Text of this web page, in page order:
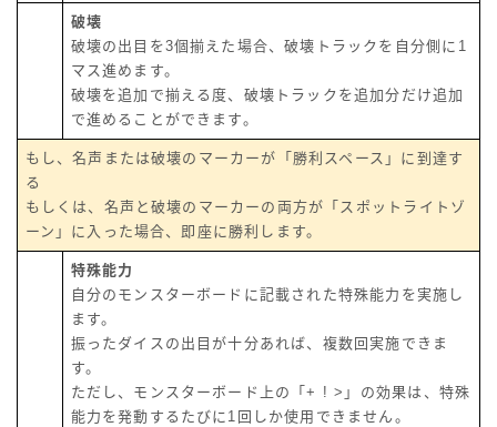
破壊
破壊の出目を3個揃えた場合、破壊トラックを自分側に1
マス進めます。
破壊を追加で揃える度、破壊トラックを追加分だけ追加
で進めることができます。
もし、名声または破壊のマーカーが「勝利スペース」に到達す
る
もしくは、名声と破壊のマーカーの両方が「スポットライトゾ
ーン」に入った場合、即座に勝利します。
特殊能力
自分のモンスターボードに記載された特殊能力を実施し
ます。
振ったダイスの出目が十分あれば、複数回実施できま
す。
ただし、モンスターボード上の「+ ! >」の効果は、特殊
能力を発動するたびに1回しか使用できません。